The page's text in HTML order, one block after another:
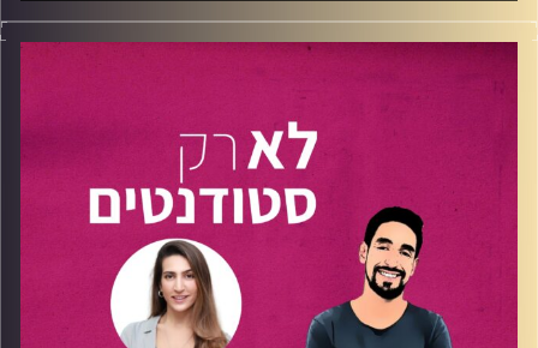
בפרק זה מתארחאיתן מכטינגר, בן 27, סטודנט לתואר
במדעי
המחשבובתואר למוזיקה (החוגלאופרה)באוניברסיטת תל
האבטחה של Azure, שירות הענן של מייקרוסופט ובתור סולו
פרילנסר בתחום האופרה.
בפרק, משתף אותנו איתן על שילוב תארים יוצא דופן, על מהי
בחירה מתוך חיבור למקצוע ועל יצירת קריירה נחשקת בתחומים
שאותם הוא כל כך אוהב. מראשית ילדותו לחייו
הסטודנטיאליים, מספר לנו איתן כיצד משלבים יצירתיות אל מול
יכולות טכנולוגיות גבוהות והאם שני עולמות התוכן המדהימים
האלה באמת יכולים להתחבר?